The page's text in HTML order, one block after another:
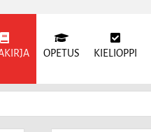
OPETUS KIELIOPPI